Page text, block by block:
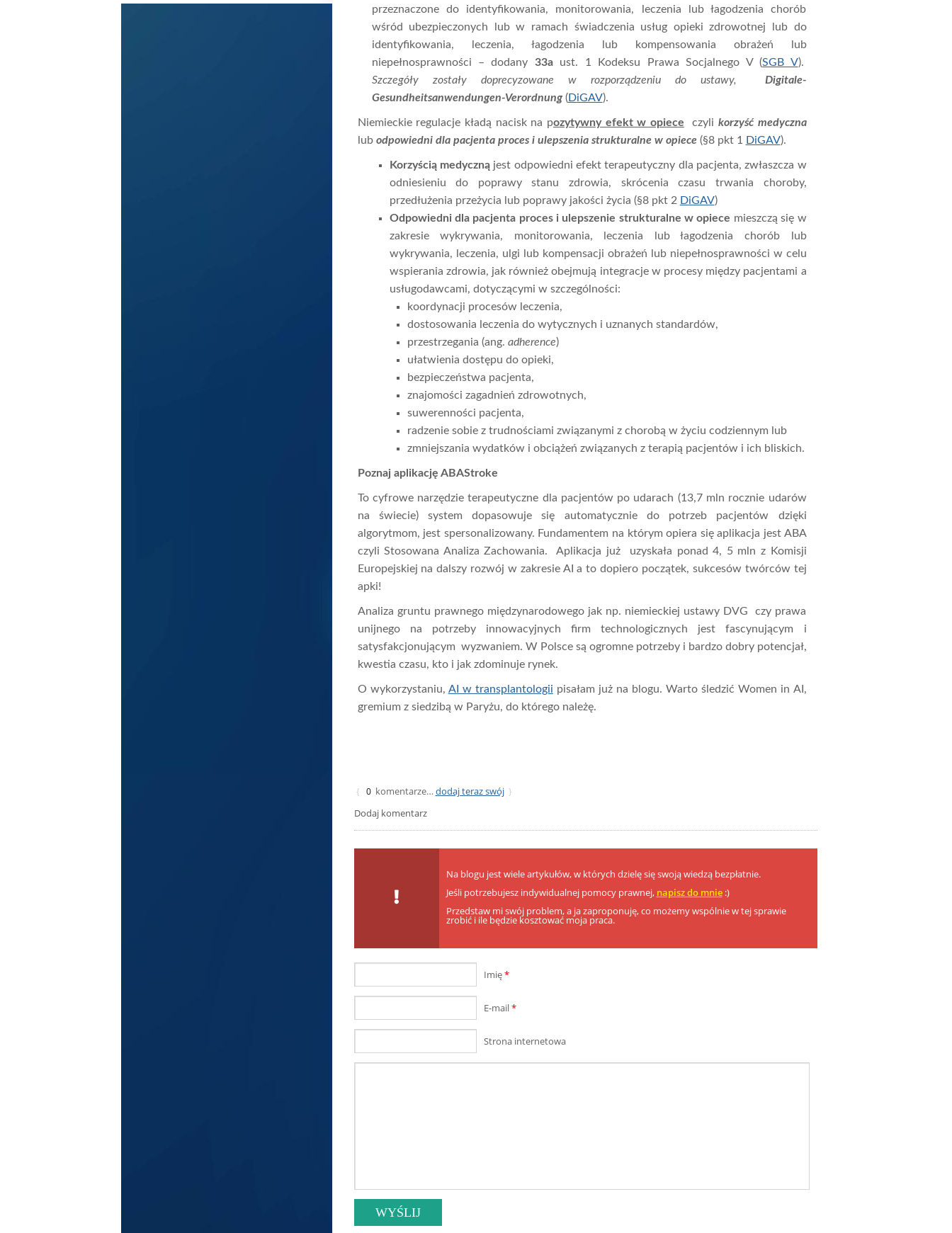
przeznaczone do identyfikowania, monitorowania, leczenia lub łagodzenia chorób
wśród ubezpieczonych lub w ramach świadczenia usług opieki zdrowotnej lub do
identyfikowania, leczenia, łagodzenia lub kompensowania obrażeń lub
niepełnosprawności – dodany 33aust. 1 Kodeksu Prawa Socjalnego V (SGB V).
Szczegóły zostały doprecyzowane w rozporządzeniu do ustawy, Digitale-
Gesundheitsanwendungen-Verordnung(DiGAV).
Niemieckie regulacje kładą nacisk na pozytywny efekt w opiece czyli korzyść medyczna
lub odpowiedni dla pacjenta proces i ulepszenia strukturalne w opiece (§8 pkt 1 DiGAV).
Korzyścią medycznąjest odpowiedni efekt terapeutyczny dla pacjenta, zwłaszcza w
odniesieniu do poprawy stanu zdrowia, skrócenia czasu trwania choroby,
przedłużenia przeżycia lub poprawy jakości życia (§8 pkt 2 DiGAV)
Odpowiedni dla pacjenta proces i ulepszenie strukturalne w opiece mieszczą się w
zakresie wykrywania, monitorowania, leczenia lub łagodzenia chorób lub
wykrywania, leczenia, ulgi lub kompensacji obrażeń lub niepełnosprawności w celu
wspierania zdrowia, jak również obejmują integracje w procesy między pacjentami a
usługodawcami, dotyczącymi w szczególności:
koordynacji procesów leczenia,
dostosowania leczenia do wytycznych i uznanych standardów,
przestrzegania (ang. adherence)
ułatwienia dostępu do opieki,
bezpieczeństwa pacjenta,
znajomości zagadnień zdrowotnych,
suwerenności pacjenta,
radzenie sobie z trudnościami związanymi z chorobą w życiu codziennym lub
zmniejszania wydatków i obciążeń związanych z terapią pacjentów i ich bliskich.
Poznaj aplikację ABAStroke
To cyfrowe narzędzie terapeutyczne dla pacjentów po udarach (13,7 mln rocznie udarów
na świecie) system dopasowuje się automatycznie do potrzeb pacjentów dzięki
algorytmom, jest spersonalizowany. Fundamentem na którym opiera się aplikacja jest ABA
czyli Stosowana Analiza Zachowania. Aplikacja już uzyskała ponad 4, 5 mln z Komisji
Europejskiej na dalszy rozwój w zakresie AI a to dopiero początek, sukcesów twórców tej
apki!
Analiza gruntu prawnego międzynarodowego jak np. niemieckiej ustawy DVG czy prawa
unijnego na potrzeby innowacyjnych firm technologicznych jest fascynującym i
satysfakcjonującym wyzwaniem. W Polsce są ogromne potrzeby i bardzo dobry potencjał,
kwestia czasu, kto i jak zdominuje rynek.
O wykorzystaniu, AI w transplantologii pisałam już na blogu. Warto śledzić Women in AI,
gremium z siedzibą w Paryżu, do którego należę.
{ 0 komentarze… dodaj teraz swój }
Dodaj komentarz
Na blogu jest wiele artykułów, w których dzielę się swoją wiedzą bezpłatnie.
Jeśli potrzebujesz indywidualnej pomocy prawnej, napisz do mnie:)
Przedstaw mi swój problem, a ja zaproponuję, co możemy wspólnie w tej sprawie
zrobić i ile będzie kosztować moja praca.
Imię*
E-mail*
Strona internetowa